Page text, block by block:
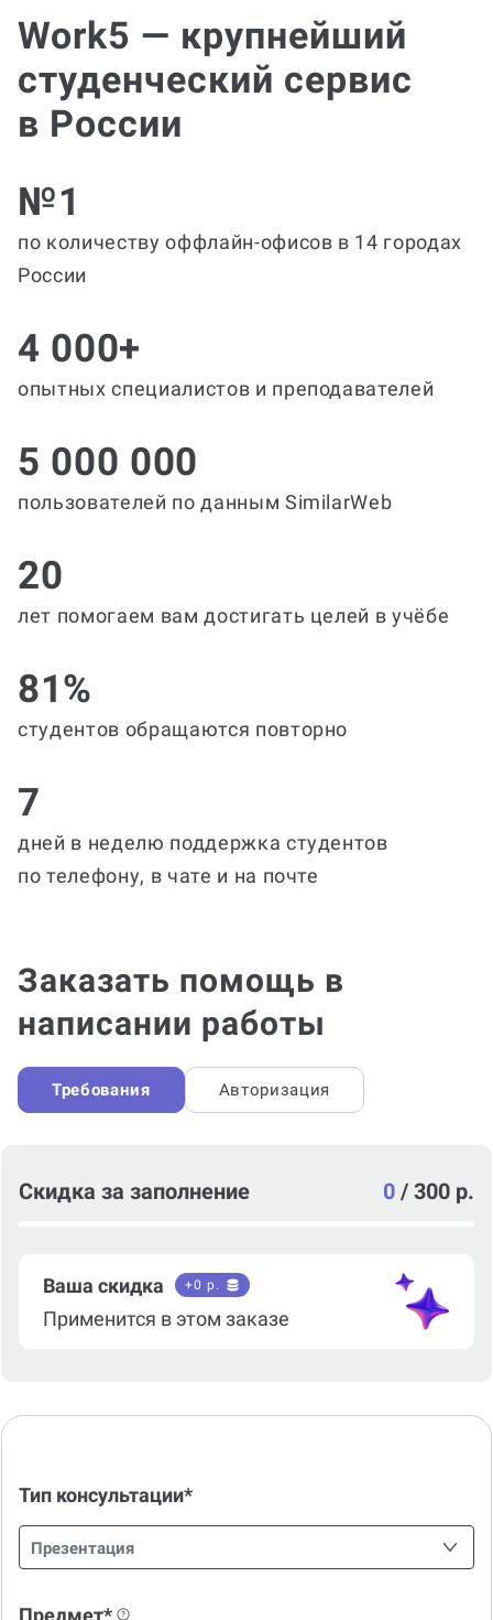
Work5 — крупнейший
студенческий сервис
в России
№1
по количеству оффлайн-офисов в 14 городах
России
4 000+
опытных специалистов и преподавателей
5 000 000
пользователей по данным SimilarWeb
20
лет помогаем вам достигать целей в учёбе
81%
студентов обращаются повторно
7
дней в неделю поддержка студентов
по телефону, в чате и на почте
Заказать помощь в
написании работы
Требования Авторизация
Скидка за заполнение 0 / 300 р.
Ваша скидка +0 р.
Применится в этом заказе
Тип консультации*
Презентация
Предмет*